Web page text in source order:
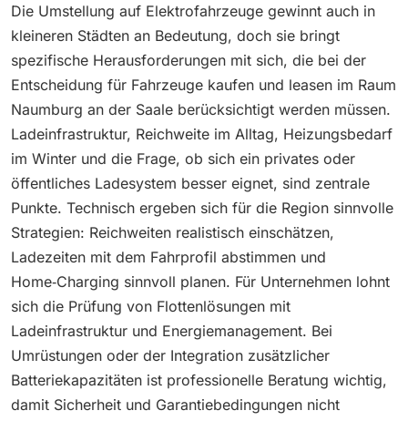
Die Umstellung auf Elektrofahrzeuge gewinnt auch in
kleineren Städten an Bedeutung, doch sie bringt
spezifische Herausforderungen mit sich, die bei der
Entscheidung für Fahrzeuge kaufen und leasen im Raum
Naumburg an der Saale berücksichtigt werden müssen.
Ladeinfrastruktur, Reichweite im Alltag, Heizungsbedarf
im Winter und die Frage, ob sich ein privates oder
öffentliches Ladesystem besser eignet, sind zentrale
Punkte. Technisch ergeben sich für die Region sinnvolle
Strategien: Reichweiten realistisch einschätzen,
Ladezeiten mit dem Fahrprofil abstimmen und
Home‑Charging sinnvoll planen. Für Unternehmen lohnt
sich die Prüfung von Flottenlösungen mit
Ladeinfrastruktur und Energiemanagement. Bei
Umrüstungen oder der Integration zusätzlicher
Batteriekapazitäten ist professionelle Beratung wichtig,
damit Sicherheit und Garantiebedingungen nicht